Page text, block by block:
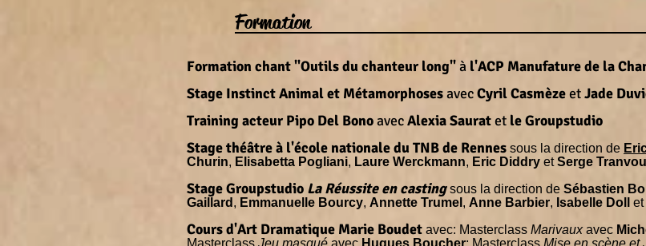
Formation
Formation chant "Outils du chanteur long"à l'ACP Manufature de la
Stage Instinct Animal et MétamorphosesavecCyril CasmèzeetJade
Training acteur Pipo Del BonoavecAlexia Sauratet le Groupstudio
Stage théâtre à l'école nationale du TNB de Rennes sous la direction de
Churin, Elisabetta Pogliani, Laure Werckmann, Eric Diddry etSerge
Stage Groupstudio La Réussite en casting sous la direction de Sébastien
Gaillard , Emmanuelle Bourcy, Annette Trumel , Anne Barbier, Isabelle Doll et
Cours d'Art Dramatique Marie Boudet avec: Masterclass Marivauxavec
Masterclass Jeu masqué avec Hugues Boucher; Masterclass Mise en scène et